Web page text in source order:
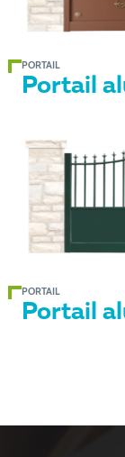
PORTAIL
Portail
PORTAIL
Portail